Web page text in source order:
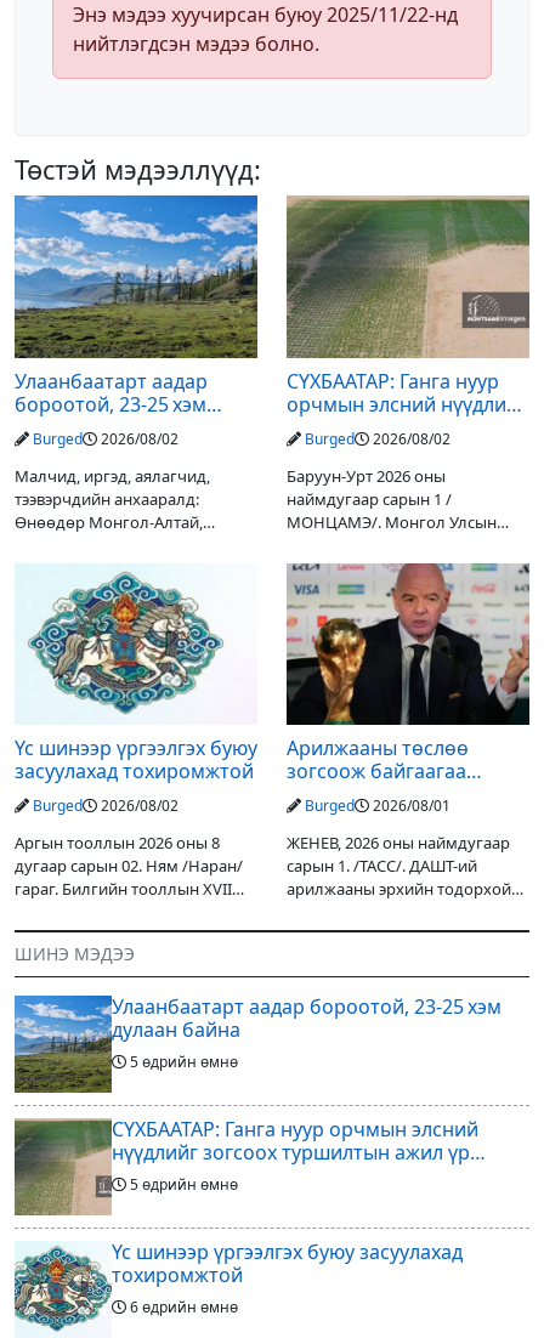
Энэ мэдээ хуучирсан буюу 2025/11/22-нд
нийтлэгдсэн мэдээ болно.
Төстэй мэдээллүүд:
Улаанбаатарт аадар
бороотой, 23-25 хэм
дулаан байна
Burged 2026/08/02
Малчид, иргэд, аялагчид,
тээвэрчдийн анхааралд:
Өнөөдөр Монгол-Алтай,
уулархаг нутгаар бороо, дуу
цахилгаантай аадар бороо
орох тул голуудын усны
түвшин нэмэгдэх, нөөлөг
СҮХБААТАР: Ганга нуур
орчмын элсний нүүдлийг
зогсоох туршилтын ажил
үр дүнгээ өгч эхэлжээ
Burged 2026/08/02
Баруун-Урт 2026 оны
наймдугаар сарын 1 /
МОНЦАМЭ/. Монгол Улсын
Дарьгангын Ганга нуурыг
сэргээн, хамгаалах төслийг
улсын төсвийн хөрөнгө
оруулалтаар хийж буй.
Төслийн
Үс шинээр үргээлгэх буюу
засуулахад тохиромжтой
Burged 2026/08/02
Аргын тооллын 2026 оны 8
дугаар сарын 02. Ням /Наран/
гараг. Билгийн тооллын XVII
гал Морин жилийн Зуны адаг
хөхөгчин хонь сарын шинийн
19, Адъяа /Асралт/
Арилжааны төслөө
зогсоож байгаагаа
Ж.Инфантино мэдэгдэв
Burged 2026/08/01
ЖЕНЕВ, 2026 оны наймдугаар
сарын 1. /ТАСС/. ДАШТ-ий
арилжааны эрхийн тодорхой
оруулагчдад худалдах
шийдвэрлэснээ ФИФА-гийн
ерөнхийлөгч Жанни
ШИНЭ МЭДЭЭ
Улаанбаатарт аадар бороотой, 23-25 хэм
дулаан байна
5 өдрийн өмнө
СҮХБААТАР: Ганга нуур орчмын элсний
нүүдлийг зогсоох туршилтын ажил үр
дүнгээ өгч эхэлжээ
5 өдрийн өмнө
Үс шинээр үргээлгэх буюу засуулахад
тохиромжтой
6 өдрийн өмнө